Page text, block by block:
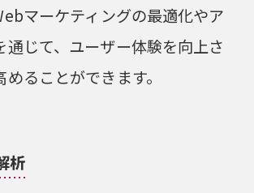
マーケティングの最適化やア
通じて、ユーザー体験を向上さ
ることができます。
析